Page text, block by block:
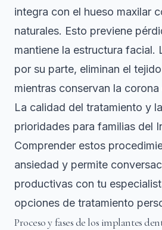
integra con el hueso maxilar
naturales. Esto previene
mantiene la estructura facial.
por su parte, eliminan el
mientras conservan la
La calidad del tratamiento y
prioridades para familias del
Comprender estos
ansiedad y permite
productivas con tu
opciones de tratamiento
Proceso y fases de los implantes